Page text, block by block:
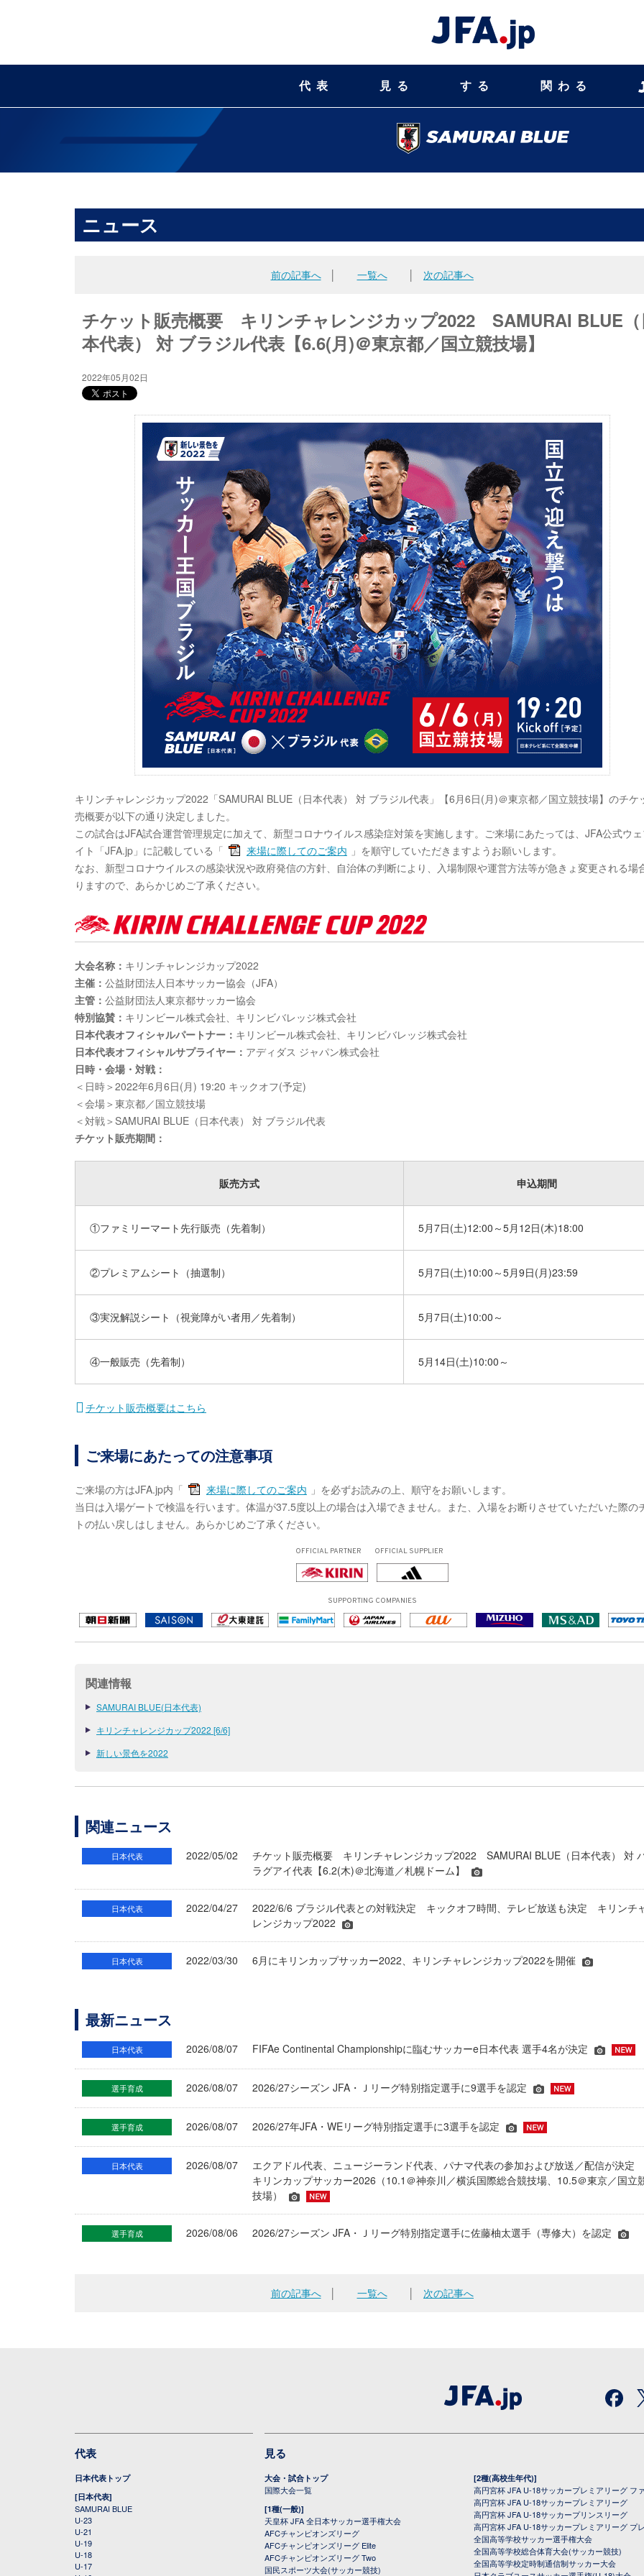
代表 見る する 関わる
ニュース
前の記事へ│ 一覧へ 次の記事へ
チケット販売概要 キリンチャレンジカップ2022 SAMURAI BLUE（
本代表） 対 ブラジル代表【6.6(月)＠東京都／国立競技場】
2022年05月02日
キリンチャレンジカップ2022「SAMURAI BLUE（日本代表） 対 ブラジル代表」【6月6日(月)＠東京都／国立競技場】のチケ
売概要が以下の通り決定しました。
この試合はJFA試合運営管理規定に加えて、新型コロナウイルス感染症対策を実施します。ご来場にあたっては、JFA公式ウ
イト「JFA.jp」に記載している「
来場に際してのご案内 」を順守していただきますようお願いします。
なお、新型コロナウイルスの感染状況や政府発信の方針、自治体の判断により、入場制限や運営方法等が急きょ変更される場
りますので、あらかじめご了承ください。
大会名称： キリンチャレンジカップ2022
主催： 公益財団法人日本サッカー協会（JFA）
主管： 公益財団法人東京都サッカー協会
特別協賛： キリンビール株式会社、キリンビバレッジ株式会社
日本代表オフィシャルパートナー： キリンビール株式会社、キリンビバレッジ株式会社
日本代表オフィシャルサプライヤー： アディダス ジャパン株式会社
日時・会場・対戦：
＜日時＞2022年6月6日(月) 19:20 キックオフ(予定)
＜会場＞東京都／国立競技場
＜対戦＞SAMURAI BLUE（日本代表） 対 ブラジル代表
チケット販売期間：
販売方式 申込期間
①ファミリーマート先行販売（先着制） 5月7日(土)12:00～5月12日(木)18:00
②プレミアムシート（抽選制） 5月7日(土)10:00～5月9日(月)23:59
③実況解説シート（視覚障がい者用／先着制） 5月7日(土)10:00～
④一般販売（先着制） 5月14日(土)10:00～
チケット販売概要はこちら
ご来場にあたっての注意事項
ご来場の方はJFA.jp内「 来場に際してのご案内 」を必ずお読みの上、順守をお願いします。
当日は入場ゲートで検温を行います。体温が37.5度以上の場合は入場できません。また、入場をお断りさせていただいた際の
トの払い戻しはしません。あらかじめご了承ください。
OFFICIAL PARTNER OFFICIAL SUPPLIER
SUPPORTING COMPANIES
関連情報
SAMURAI BLUE(日本代表)
キリンチャレンジカップ2022 [6/6]
新しい景色を2022
関連ニュース
日本代表 2022/05/02
チケット販売概要 キリンチャレンジカップ2022 SAMURAI BLUE（日本代表） 対
ラグアイ代表【6.2(木)＠北海道／札幌ドーム】
日本代表 2022/04/27
2022/6/6 ブラジル代表との対戦決定 キックオフ時間、テレビ放送も決定 キリンチ
レンジカップ2022
日本代表 2022/03/30 6月にキリンカップサッカー2022、キリンチャレンジカップ2022を開催
最新ニュース
日本代表 2026/08/07 FIFAe Continental Championshipに臨むサッカーe日本代表 選手4名が決定
選手育成 2026/08/07 2026/27シーズン JFA・Ｊリーグ特別指定選手に9選手を認定
選手育成 2026/08/07 2026/27年JFA・WEリーグ特別指定選手に3選手を認定
日本代表 2026/08/07
エクアドル代表、ニュージーランド代表、パナマ代表の参加および放送／配信が決定
キリンカップサッカー2026（10.1＠神奈川／横浜国際総合競技場、10.5＠東京／国立
技場）
選手育成 2026/08/06 2026/27シーズン JFA・Ｊリーグ特別指定選手に佐藤柚太選手（専修大）を認定
前の記事へ│ 一覧へ 次の記事へ
代表
日本代表トップ
[日本代表]
SAMURAI BLUE
U-23
U-21
U-19
U-18
U-17
見る
大会・試合トップ
国際大会一覧
[1種(一般)]
天皇杯 JFA 全日本サッカー選手権大会
AFCチャンピオンズリーグ
AFCチャンピオンズリーグ Elite
AFCチャンピオンズリーグ Two
国民スポーツ大会(サッカー競技)
[2種(高校生年代)]
高円宮杯 JFA U-18サッカープレミアリーグ フ
高円宮杯 JFA U-18サッカープレミアリーグ
高円宮杯 JFA U-18サッカープリンスリーグ
高円宮杯 JFA U-18サッカープレミアリーグ プ
全国高等学校サッカー選手権大会
全国高等学校総合体育大会(サッカー競技)
全国高等学校定時制通信制サッカー大会